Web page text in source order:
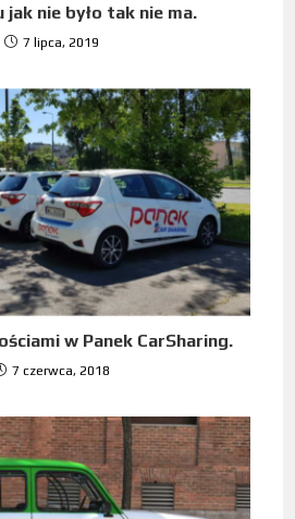
jak nie było tak nie ma.
7 lipca, 2019
w Panek CarSharing.
7 czerwca, 2018